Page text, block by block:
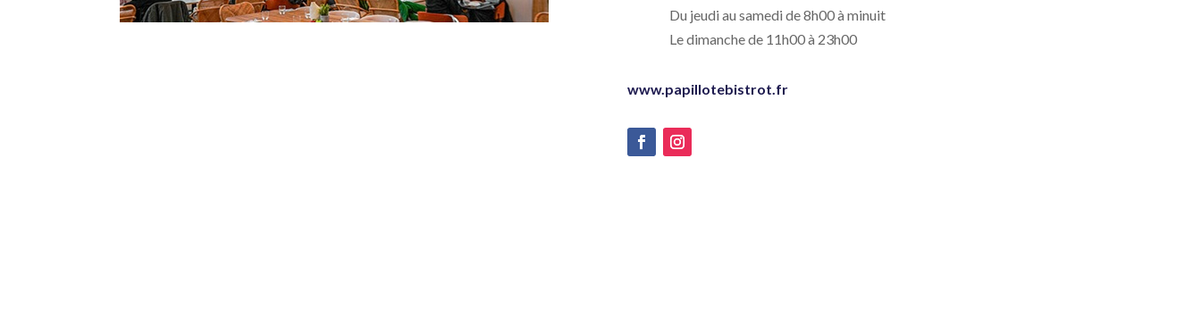
Du jeudi au samedi de 8h00 à minuit
Le dimanche de 11h00 à 23h00
www.papillotebistrot.fr